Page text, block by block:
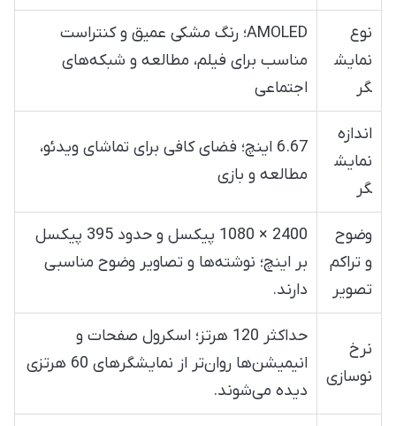
نوع
نمایش
گر
AMOLED؛ رنگ مشکی عمیق و کنتراست
مناسب برای فیلم، مطالعه و شبکه‌های
اجتماعی
اندازه
نمایش
گر
6.67 اینچ؛ فضای کافی برای تماشای ویدئو،
مطالعه و بازی
وضوح
و تراکم
تصویر
2400 × 1080 پیکسل و حدود 395 پیکسل
بر اینچ؛ نوشته‌ها و تصاویر وضوح مناسبی
دارند.
نرخ
نوسازی
حداکثر 120 هرتز؛ اسکرول صفحات و
انیمیشن‌ها روان‌تر از نمایشگرهای 60 هرتزی
دیده می‌شوند.